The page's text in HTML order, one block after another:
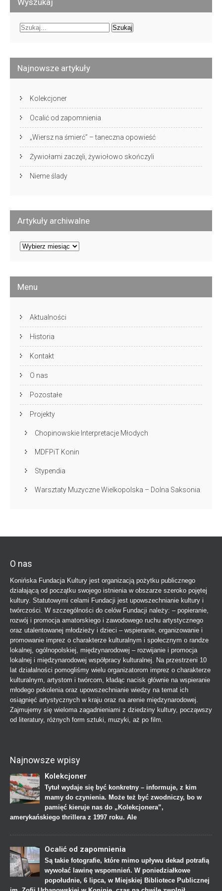
Wyszukaj
Najnowsze artykuły
Kolekcjoner
Ocalić od zapomnienia
„Wiersz na śmierć” – taneczna opowieść
Żywiołami zaczęli, żywiołowo skończyli
Nieme ślady
Artykuły archiwalne
Artykuły
Menu
Aktualności
Historia
Kontakt
O nas
Pozostałe
Projekty
Chopinowskie Interpretacje Młodych
MDFPiT Konin
Stypendia
Warsztaty Muzyczne Wielkopolska – Dolna Saksonia
O nas
Konińska Fundacja Kultury jest organizacją pożytku publicznego
działającą od początku swojego istnienia w obszarze szeroko pojętej
kultury. Statutowymi celami Fundacji jest upowszechnianie kultury i
twórczości. W szczególności do celów Fundacji należy: – popieranie,
rozwój i promocja amatorskiego i zawodowego ruchu artystycznego
oraz utalentowanej młodzieży i dzieci – wspieranie, organizowanie i
promowanie imprez o charakterze kulturalnym i społecznym o randze
lokalnej, ogólnopolskiej, międzynarodowej – rozwijanie i promocja
lokalnej i międzynarodowej współpracy kulturalnej. Na przestrzeni 10
lat działalności pomogliśmy wielu organizatorom imprez o charakterze
kulturalnym, artystom i twórcom, kładąc nacisk głównie na wspieranie
młodego pokolenia oraz upowszechnianie wiedzy na temat ich
osiągnięć artystycznych w kraju oraz na arenie międzynarodowej.
Zajmujemy się wieloma zagadnieniami z dziedziny kultury, począwszy
od literatury, różnych form sztuki, muzyki, aż po film.
Najnowsze wpisy
Kolekcjoner
Tytuł wydaje się być konkretny – informuje, z kim
mamy do czynienia. Może też być zwodniczy, bo w
pamięć kieruje nas do „Kolekcjonera”,
amerykańskiego thrillera z 1997 roku. Ale
Ocalić od zapomnienia
Są takie fotografie, które mimo upływu dekad potrafią
wywołać lawinę wspomnień. W poniedziałkowe
popołudnie, 6 lipca, w Miejskiej Bibliotece Publicznej